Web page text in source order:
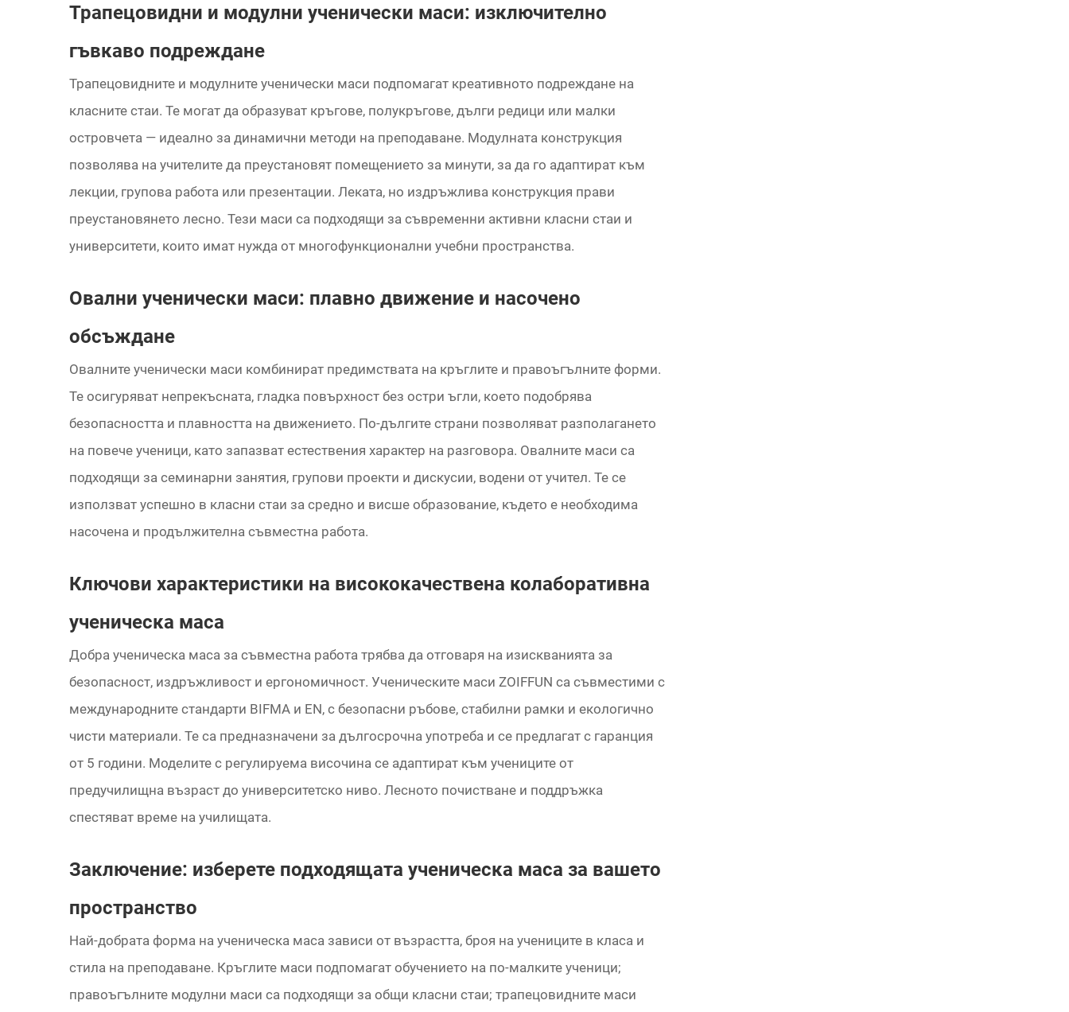
Трапецовидни и модулни ученически маси: изключително
гъвкаво подреждане
Трапецовидните и модулните ученически маси подпомагат креативното подреждане на
класните стаи. Те могат да образуват кръгове, полукръгове, дълги редици или малки
островчета — идеално за динамични методи на преподаване. Модулната конструкция
позволява на учителите да преустановят помещението за минути, за да го адаптират към
лекции, групова работа или презентации. Леката, но издръжлива конструкция прави
преустановянето лесно. Тези маси са подходящи за съвременни активни класни стаи и
университети, които имат нужда от многофункционални учебни пространства.
Овални ученически маси: плавно движение и насочено
обсъждане
Овалните ученически маси комбинират предимствата на кръглите и правоъгълните форми.
Те осигуряват непрекъсната, гладка повърхност без остри ъгли, което подобрява
безопасността и плавността на движението. По-дългите страни позволяват разполагането
на повече ученици, като запазват естествения характер на разговора. Овалните маси са
подходящи за семинарни занятия, групови проекти и дискусии, водени от учител. Те се
използват успешно в класни стаи за средно и висше образование, където е необходима
насочена и продължителна съвместна работа.
Ключови характеристики на висококачествена колаборативна
ученическа маса
Добра ученическа маса за съвместна работа трябва да отговаря на изискванията за
безопасност, издръжливост и ергономичност. Ученическите маси ZOIFFUN са съвместими с
международните стандарти BIFMA и EN, с безопасни ръбове, стабилни рамки и екологично
чисти материали. Те са предназначени за дългосрочна употреба и се предлагат с гаранция
от 5 години. Моделите с регулируема височина се адаптират към учениците от
предучилищна възраст до университетско ниво. Лесното почистване и поддръжка
спестяват време на училищата.
Заключение: изберете подходящата ученическа маса за вашето
пространство
Най-добрата форма на ученическа маса зависи от възрастта, броя на учениците в класа и
стила на преподаване. Кръглите маси подпомагат обучението на по-малките ученици;
правоъгълните модулни маси са подходящи за общи класни стаи; трапецовидните маси